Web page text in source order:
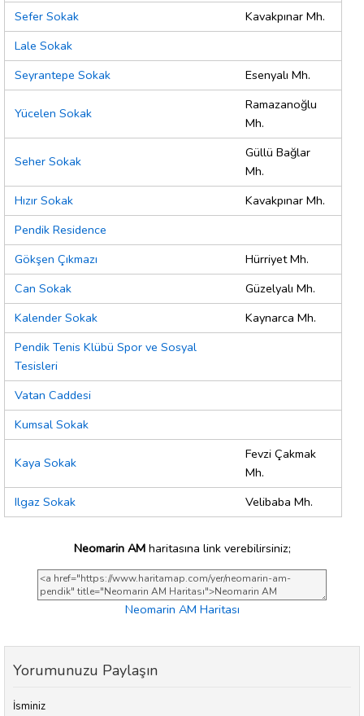
Sefer Sokak
Kavakpınar Mh.
Lale Sokak
Seyrantepe Sokak
Esenyalı Mh.
Yücelen Sokak
Ramazanoğlu
Mh.
Seher Sokak
Güllü Bağlar
Mh.
Hızır Sokak
Kavakpınar Mh.
Pendik Residence
Gökşen Çıkmazı
Hürriyet Mh.
Can Sokak
Güzelyalı Mh.
Kalender Sokak
Kaynarca Mh.
Pendik Tenis Klübü Spor ve Sosyal
Tesisleri
Vatan Caddesi
Kumsal Sokak
Kaya Sokak
Fevzi Çakmak
Mh.
Ilgaz Sokak
Velibaba Mh.
Neomarin AMharitasına link verebilirsiniz;
Neomarin AM Haritası
Yorumunuzu Paylaşın
İsminiz